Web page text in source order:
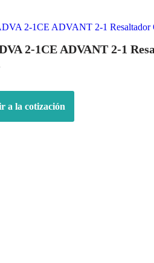
2-1CE ADVANT 2-1
a la cotización